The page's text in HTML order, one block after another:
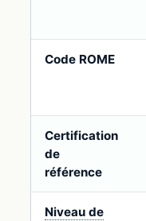
Code ROME
Certification
de
référence
Niveau de